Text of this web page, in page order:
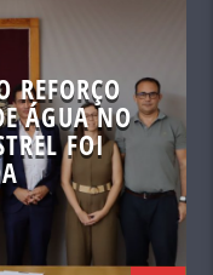
REFORÇO
ÁGUA NO
FOI